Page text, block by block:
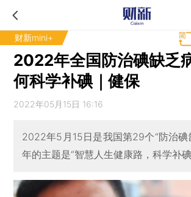
财新mini+
2022年全国防治碘缺乏
何科学补碘｜健保
2022年05月15日 16:16
2022年5月15日是我国第29个“防治碘
年的主题是“智慧人生健康路，科学补